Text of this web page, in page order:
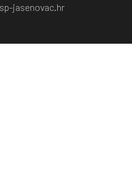
jasenovac.hr